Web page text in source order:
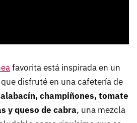
favorita está inspirada en un
disfruté en una cafetería de
champiñones, tomate
y queso de cabra, una mezcla